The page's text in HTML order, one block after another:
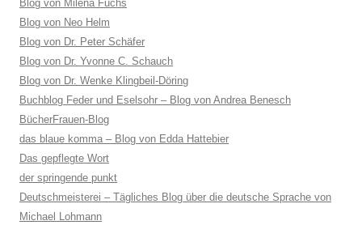
Blog von Milena Fuchs
Blog von Neo Helm
Blog von Dr. Peter Schäfer
Blog von Dr. Yvonne C. Schauch
Blog von Dr. Wenke Klingbeil-Döring
Buchblog Feder und Eselsohr – Blog von Andrea Benesch
BücherFrauen-Blog
das blaue komma – Blog von Edda Hattebier
Das gepflegte Wort
der springende punkt
Deutschmeisterei – Tägliches Blog über die deutsche Sprache von
Michael Lohmann